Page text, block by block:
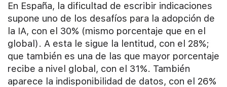
En España, la dificultad de escribir indicaciones
supone uno de los desafíos para la adopción de
la IA, con el 30% (mismo porcentaje que en el
global). A esta le sigue la lentitud, con el 28%;
que también es una de las que mayor porcentaje
recibe a nivel global, con el 31%. También
aparece la indisponibilidad de datos, con el 26%